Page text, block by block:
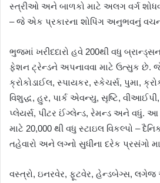
સ્ત્રીઓ અને બાળકો માટે અલગ વર્ગ
– જે એક પ્રકારના શોપિંગ અનુભવનું
ભુજમાં ખરીદદારો હવે 200થી વધુ
ફેશન ટ્રેન્ડને અપનાવવા માટે ઉત્સુક છે.
ક્રોકોડાઈલ, સ્પાયકર, સ્કેચર્સ, પુમા,
વિશુદ્ધ, હુર, પાર્ક એવન્યુ, સૃષ્ટિ,
પ્લેયર્સ, પીટર ઈંગ્લેન્ડ, રેમન્ડ અને વધું. આ
માટે 20,000 થી વધુ સ્ટાઇલ વિકલ્પો –
તહેવારો અને લગ્નો સુધીના દરેક પ્રસંગો
વસ્ત્રો, ઇનરવેર, ફૂટવેર, હેન્ડબેગ્સ,